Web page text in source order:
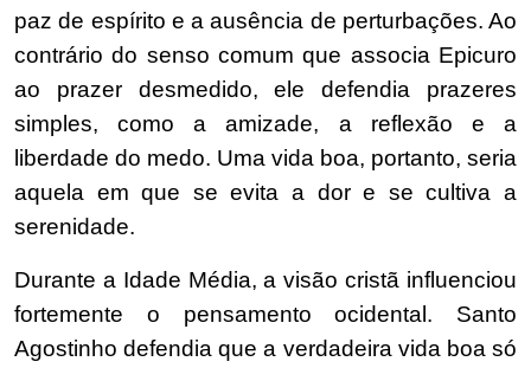
paz de espírito e a ausência de perturbações. Ao
contrário do senso comum que associa Epicuro
ao prazer desmedido, ele defendia prazeres
simples, como a amizade, a reflexão e a
liberdade do medo. Uma vida boa, portanto, seria
aquela em que se evita a dor e se cultiva a
serenidade.
Durante a Idade Média, a visão cristã influenciou
fortemente o pensamento ocidental. Santo
Agostinho defendia que a verdadeira vida boa só